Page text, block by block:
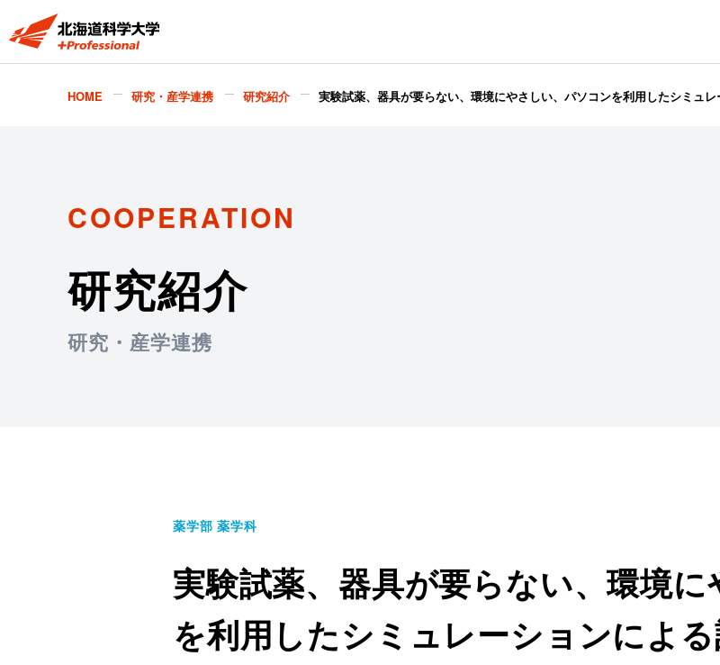
HOME 研究・産学連携 研究紹介 実験試薬、器具が要らない、環境にやさしい、パソコンを利用したシミュ
COOPERATION
研究紹介
研究・産学連携
薬学部 薬学科
実験試薬、器具が要らない、環境
を利用したシミュレーションによ